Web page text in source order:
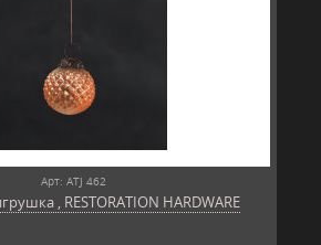
Арт: ATJ 462
, RESTORATION HARDWARE